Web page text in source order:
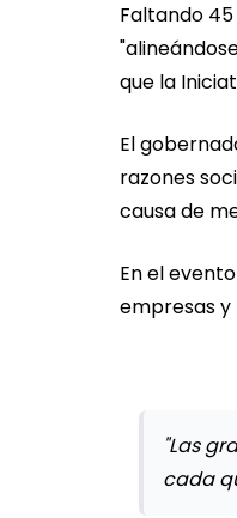
Faltando
que la
El
razones
causa de
En el
empresas y
"Las
cada